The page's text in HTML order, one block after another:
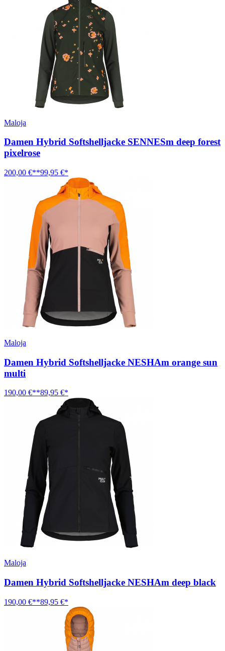
Maloja
Damen Hybrid Softshelljacke SENNESm deep forest
pixelrose
200,00 €**99,95 €*
Maloja
Damen Hybrid Softshelljacke NESHAm orange sun
multi
190,00 €**89,95 €*
Maloja
Damen Hybrid Softshelljacke NESHAm deep black
190,00 €**89,95 €*